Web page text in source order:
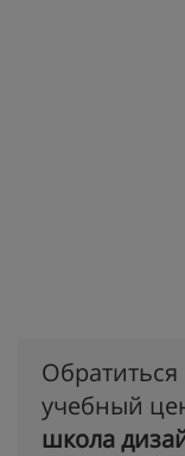
учебный
школа